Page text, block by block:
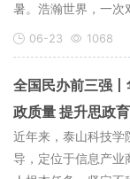
暑。浩瀚世界，一次
06-23 1068
全国民办前三强
政质量 提升思政
近年来，泰山科技学
导，定位于信息产业